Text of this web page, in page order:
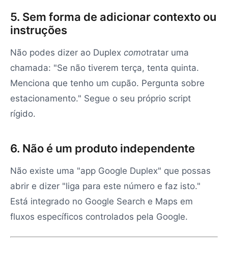
5. Sem forma de adicionar contexto ou
instruções
Não podes dizer ao Duplex comotratar uma
chamada: "Se não tiverem terça, tenta quinta.
Menciona que tenho um cupão. Pergunta sobre
estacionamento." Segue o seu próprio script
rígido.
6. Não é um produto independente
Não existe uma "app Google Duplex" que possas
abrir e dizer "liga para este número e faz isto."
Está integrado no Google Search e Maps em
fluxos específicos controlados pela Google.